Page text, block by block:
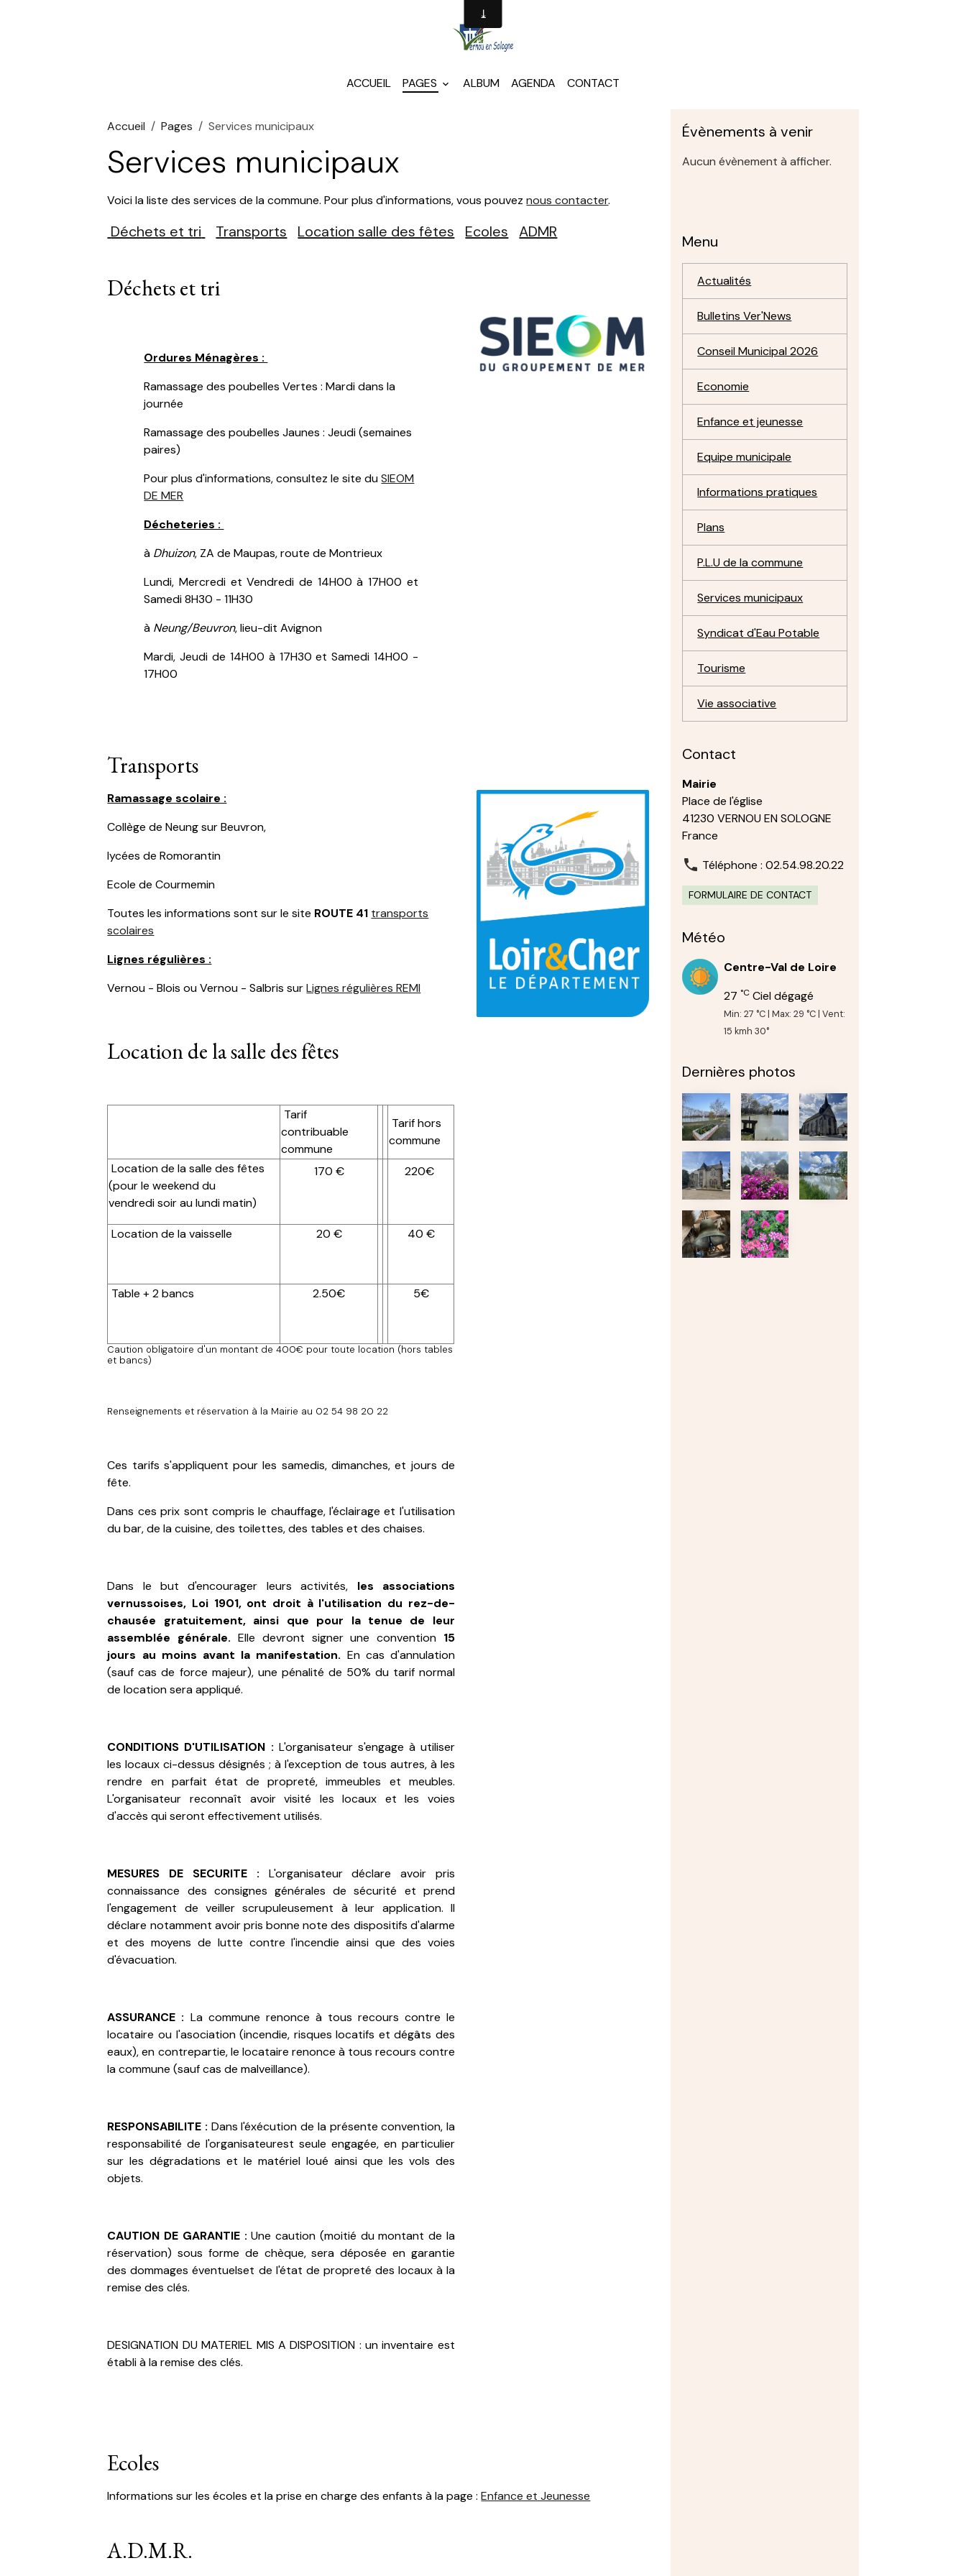
ACCUEIL PAGES ALBUM AGENDA CONTACT
Accueil Pages Services municipaux
Services municipaux
Voici la liste des services de la commune. Pour plus d'informations, vous pouveznous contacter.
Déchets et tri Transports Location salle des fêtes Ecoles ADMR
Déchets et tri
Ordures Ménagères :
Ramassage des poubelles Vertes : Mardi dans la
journée
Ramassage des poubelles Jaunes : Jeudi (semaines
paires)
Pour plus d'informations, consultez le site duSIEOM
DE MER
Décheteries :
à Dhuizon, ZA de Maupas, route de Montrieux
Lundi, Mercredi et Vendredi de 14H00 à 17H00 et
Samedi 8H30 - 11H30
à Neung/Beuvron, lieu-dit Avignon
Mardi, Jeudi de 14H00 à 17H30 et Samedi 14H00 -
17H00
Transports
Ramassage scolaire :
Collège de Neung sur Beuvron,
lycées de Romorantin
Ecole de Courmemin
Toutes les informations sont sur le site ROUTE 41 transports
scolaires
Lignes régulières :
Vernou - Blois ou Vernou - Salbris surLignes régulières REMI
Location de la salle des fêtes
Tarif
contribuable
commune
Tarif hors
commune
Location de la salle des fêtes
(pour le weekend du
vendredi soir au lundi matin)
170 € 220€
Location de la vaisselle 20 € 40 €
Table + 2 bancs 2.50€ 5€
Caution obligatoire d'un montant de 400€ pour toute location (hors tables
et bancs)
Renseignements et réservation à la Mairie au 02 54 98 20 22
Ces tarifs s'appliquent pour les samedis, dimanches, et jours de
fête.
Dans ces prix sont compris le chauffage, l'éclairage et l'utilisation
du bar, de la cuisine, des toilettes, des tables et des chaises.
Dans le but d'encourager leurs activités, les associations
vernussoises, Loi 1901, ont droit à l'utilisation du rez-de-
chausée gratuitement, ainsi que pour la tenue de leur
assemblée générale. Elle devront signer une convention 15
jours au moins avant la manifestation. En cas d'annulation
(sauf cas de force majeur), une pénalité de 50% du tarif normal
de location sera appliqué.
CONDITIONS D'UTILISATION : L'organisateur s'engage à utiliser
les locaux ci-dessus désignés ; à l'exception de tous autres, à les
rendre en parfait état de propreté, immeubles et meubles.
L'organisateur reconnaît avoir visité les locaux et les voies
d'accès qui seront effectivement utilisés.
MESURES DE SECURITE : L'organisateur déclare avoir pris
connaissance des consignes générales de sécurité et prend
l'engagement de veiller scrupuleusement à leur application. Il
déclare notamment avoir pris bonne note des dispositifs d'alarme
et des moyens de lutte contre l'incendie ainsi que des voies
d'évacuation.
ASSURANCE : La commune renonce à tous recours contre le
locataire ou l'asociation (incendie, risques locatifs et dégâts des
eaux), en contrepartie, le locataire renonce à tous recours contre
la commune (sauf cas de malveillance).
RESPONSABILITE : Dans l'éxécution de la présente convention, la
responsabilité de l'organisateurest seule engagée, en particulier
sur les dégradations et le matériel loué ainsi que les vols des
objets.
CAUTION DE GARANTIE : Une caution (moitié du montant de la
réservation) sous forme de chèque, sera déposée en garantie
des dommages éventuelset de l'état de propreté des locaux à la
remise des clés.
DESIGNATION DU MATERIEL MIS A DISPOSITION : un inventaire est
établi à la remise des clés.
Ecoles
Informations sur les écoles et la prise en charge des enfants à la page :Enfance et Jeunesse
A.D.M.R.
Évènements à venir
Aucun évènement à afficher.
Menu
Actualités
Bulletins Ver'News
Conseil Municipal 2026
Economie
Enfance et jeunesse
Equipe municipale
Informations pratiques
Plans
P.L.U de la commune
Services municipaux
Syndicat d'Eau Potable
Tourisme
Vie associative
Contact
Mairie
Place de l'église
41230 VERNOU EN SOLOGNE
France
Téléphone : 02.54.98.20.22
FORMULAIRE DE CONTACT
Météo
Centre-Val de Loire
27 °C Ciel dégagé
Min: 27 °C | Max: 29 °C | Vent:
15 kmh 30°
Dernières photos